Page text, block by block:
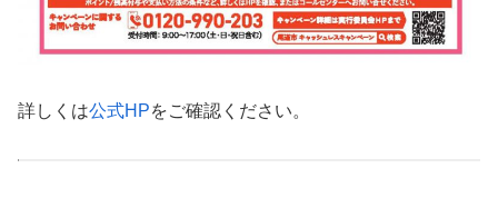
詳しくは公式HPをご確認ください。